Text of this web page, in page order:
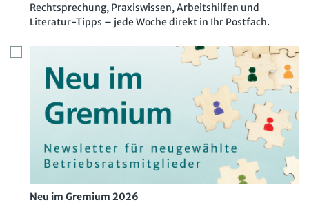
Rechtsprechung, Praxiswissen, Arbeitshilfen und
Literatur-Tipps – jede Woche direkt in Ihr Postfach.
Neu im Gremium 2026